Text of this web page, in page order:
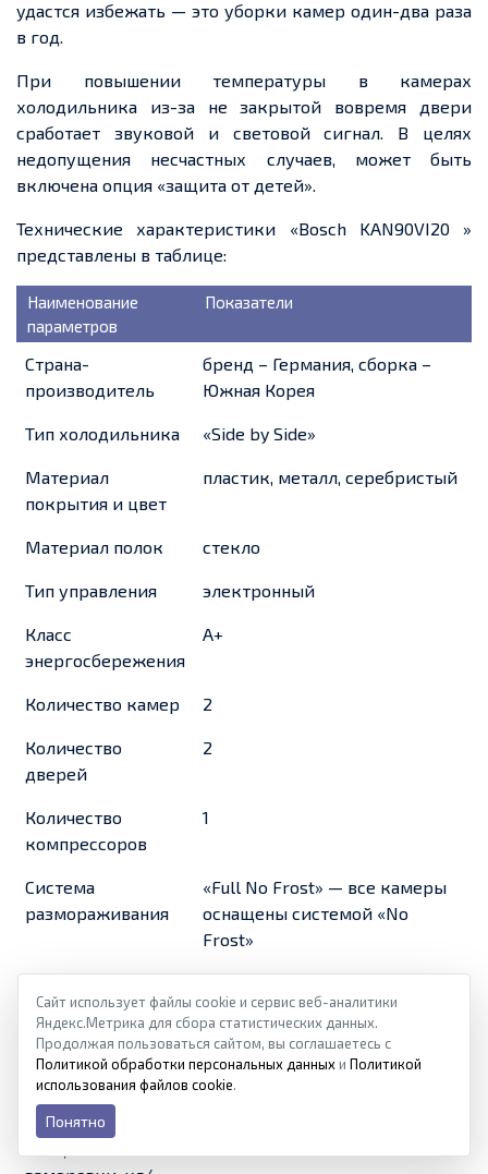
удастся избежать — это уборки камер один-два раза
в год.
При повышении температуры в камерах
холодильника из-за не закрытой вовремя двери
сработает звуковой и световой сигнал. В целях
недопущения несчастных случаев, может быть
включена опция «защита от детей».
Технические характеристики «Bosch KAN90VI20 »
представлены в таблице:
Наименование
параметров
Показатели
Страна-
производитель
бренд – Германия, сборка –
Южная Корея
Тип холодильника «Side by Side»
Материал
покрытия и цвет
пластик, металл, серебристый
Материал полок стекло
Тип управления электронный
Класс
энергосбережения
A+
Количество камер 2
Количество
дверей
2
Количество
компрессоров
1
Система
размораживания
«Full No Frost» — все камеры
оснащены системой «No
Frost»
свежести
Автоматическое
сохранение
холода, ч
12
Сайт использует файлы cookie и сервис веб-аналитики
Яндекс.Метрика для сбора статистических данных.
Продолжая пользоваться сайтом, вы соглашаетесь с
Политикой обработки персональных данных и Политикой
использования файлов cookie.
Понятно